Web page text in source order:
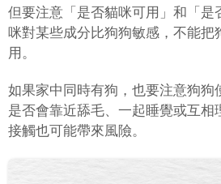
但要注意「是否貓咪可用」和「是
咪對某些成分比狗狗敏感，不能把
用。
如果家中同時有狗，也要注意狗狗
是否會靠近舔毛、一起睡覺或互相
接觸也可能帶來風險。